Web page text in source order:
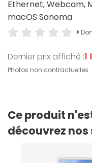
Ethernet, Webcam,
macOS Sonoma
Dernier prix affiché :1
Photos non contractuelles
Ce produit
découvrez